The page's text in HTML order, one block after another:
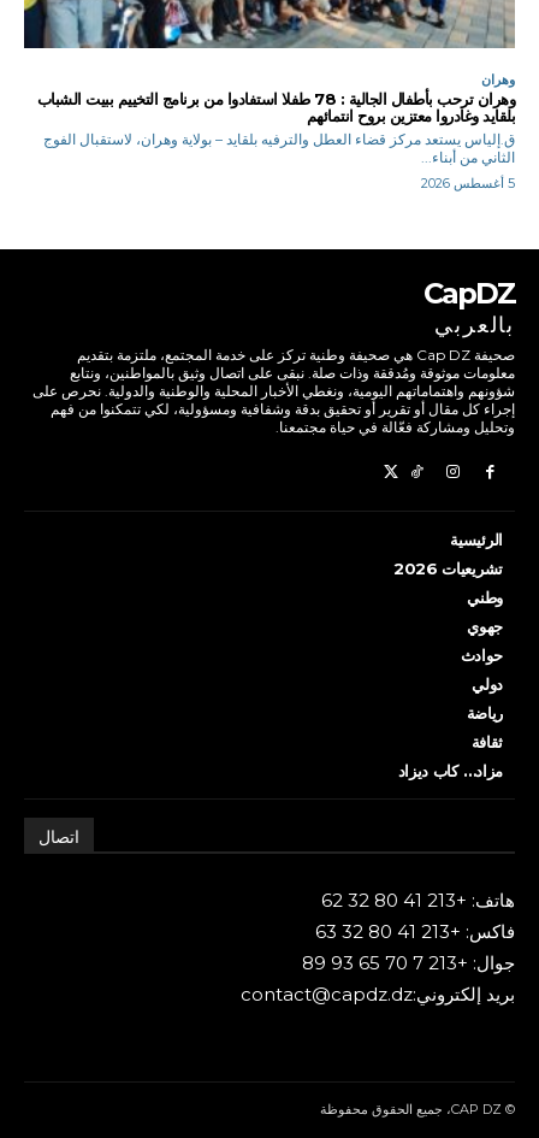
وهران
وهران ترحب بأطفال الجالية : 78 طفلا استفادوا من برنامج التخييم ببيت الشباب
بلقايد وغادروا معتزين بروح انتمائهم
ق.إلياس يستعد مركز قضاء العطل والترفيه بلقايد – بولاية وهران، لاستقبال الفوج
الثاني من أبناء...
5 أغسطس 2026
CapDZ
بالعربي
صحيفة Cap DZ هي صحيفة وطنية تركز على خدمة المجتمع، ملتزمة بتقديم
معلومات موثوقة ومُدققة وذات صلة. نبقى على اتصال وثيق بالمواطنين، ونتابع
شؤونهم واهتماماتهم اليومية، ونغطي الأخبار المحلية والوطنية والدولية. نحرص على
إجراء كل مقال أو تقرير أو تحقيق بدقة وشفافية ومسؤولية، لكي تتمكنوا من فهم
وتحليل ومشاركة فعّالة في حياة مجتمعنا.
الرئيسية
تشريعيات 2026
وطني
جهوي
حوادث
دولي
رياضة
ثقافة
مزاد… كاب ديزاد
اتصال
هاتف: +213 41 80 32 62
فاكس: +213 41 80 32 63
جوال: +213 7 70 65 93 89
بريد إلكتروني:contact@capdz.dz
© CAP DZ، جميع الحقوق محفوظة